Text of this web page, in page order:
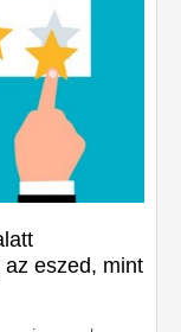
eszed, mint